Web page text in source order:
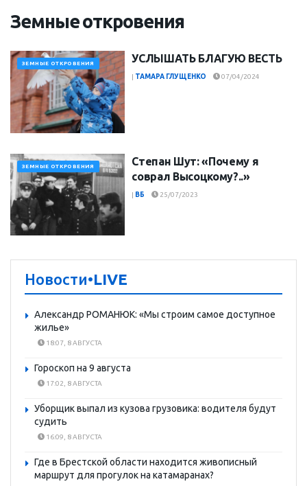
Земные откровения
ЗЕМНЫЕ ОТКРОВЕНИЯ УСЛЫШАТЬ БЛАГУЮ ВЕСТЬ
| ТАМАРА ГЛУЩЕНКО 07/04/2024
ЗЕМНЫЕ ОТКРОВЕНИЯ
Степан Шут: «Почему я
соврал Высоцкому?..»
| ВБ 25/07/2023
Новости•LIVE
Александр РОМАНЮК: «Мы строим самое доступное
жилье»
18:07, 8 АВГУСТА
Гороскоп на 9 августа
17:02, 8 АВГУСТА
Уборщик выпал из кузова грузовика: водителя будут
судить
16:09, 8 АВГУСТА
Где в Брестской области находится живописный
маршрут для прогулок на катамаранах?